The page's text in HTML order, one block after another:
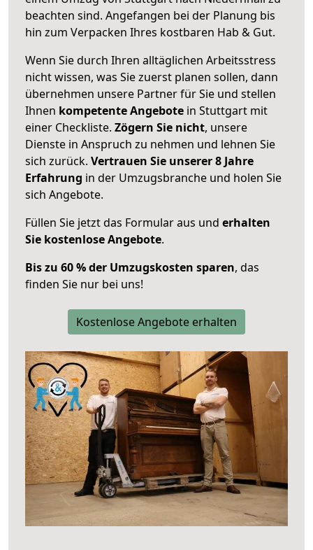
beachten sind. Angefangen bei der Planung bis
hin zum Verpacken Ihres kostbaren Hab & Gut.
Wenn Sie durch Ihren alltäglichen Arbeitsstress
nicht wissen, was Sie zuerst planen sollen, dann
übernehmen unsere Partner für Sie und stellen
Ihnen kompetente Angebote in Stuttgart mit
einer Checkliste. Zögern Sie nicht, unsere
Dienste in Anspruch zu nehmen und lehnen Sie
sich zurück. Vertrauen Sie unserer 8 Jahre
Erfahrung in der Umzugsbranche und holen Sie
sich Angebote.
Füllen Sie jetzt das Formular aus und erhalten
Sie kostenlose Angebote.
Bis zu 60 % der Umzugskosten sparen, das
finden Sie nur bei uns!
Kostenlose Angebote erhalten